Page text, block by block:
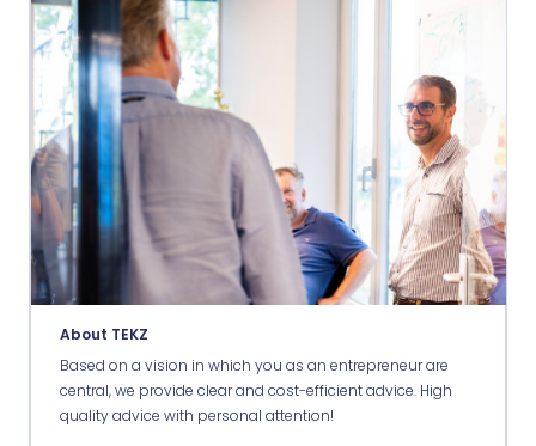
About TEKZ
Based on a vision in which you as an entrepreneur are
central, we provide clear and cost-efficient advice. High
quality advice with personal attention!